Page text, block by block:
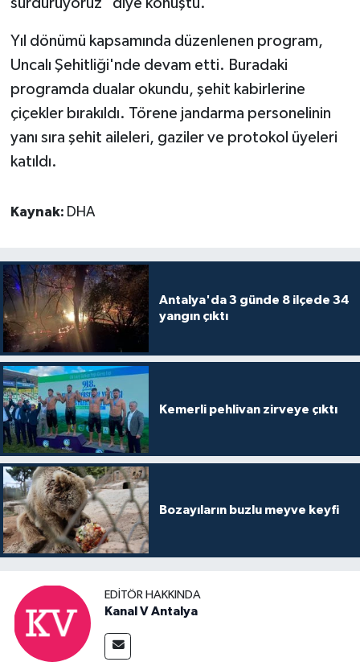
sürdürüyoruz" diye konuştu.
Yıl dönümü kapsamında düzenlenen program,
Uncalı Şehitliği'nde devam etti. Buradaki
programda dualar okundu, şehit kabirlerine
çiçekler bırakıldı. Törene jandarma personelinin
yanı sıra şehit aileleri, gaziler ve protokol üyeleri
katıldı.
Kaynak: DHA
Antalya'da 3 günde 8 ilçede 34
yangın çıktı
Kemerli pehlivan zirveye çıktı
Bozayıların buzlu meyve keyfi
EDITÖR HAKKINDA
Kanal V Antalya